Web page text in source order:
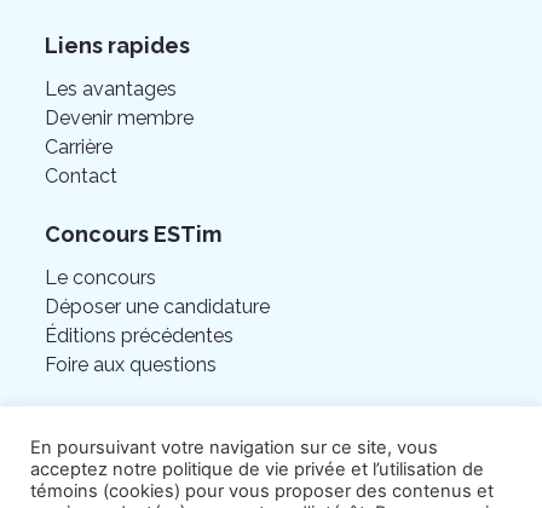
Liens rapides
Les avantages
Devenir membre
Carrière
Contact
Concours ESTim
Le concours
Déposer une candidature
Éditions précédentes
Foire aux questions
En poursuivant votre navigation sur ce site, vous
acceptez notre politique de vie privée et l’utilisation de
témoins (cookies) pour vous proposer des contenus et